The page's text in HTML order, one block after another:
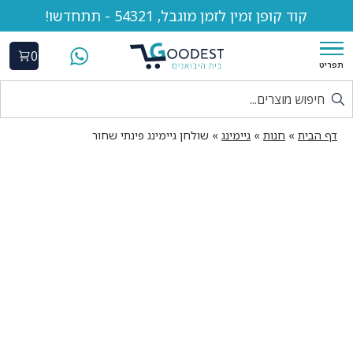
קוד קופן זמין לזמן מוגבל, 54321 - תתחדשו!
תפריט
0
דף הבית » חנות » גיימינג » שולחן גיימינג פינתי שחור